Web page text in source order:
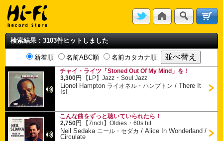
検索結果：3103件ヒットしました
新着順 名前ABC順 名前カタカナ順
チャイ・ライツ「Stoned Out Of My Mind」を！
3,300円
【LP】Jazz ・Soul Jazz
Lionel Hampton ライオネル・ハンプトン /There It
Is!
こんな曲をずっと聴いていられたら！
2,750円
【7inch】Oldies ・60s hit
Neil Sedaka ニール・セダカ /Alice In Wonderland /
Circulate